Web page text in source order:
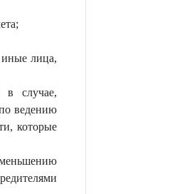
иные лица,
в случае,
ведению
которые